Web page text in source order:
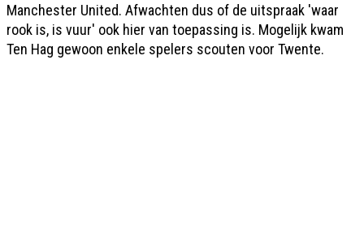
Manchester United. Afwachten dus of de uitspraak 'waar
rook is, is vuur' ook hier van toepassing is. Mogelijk kwam
Ten Hag gewoon enkele spelers scouten voor Twente.